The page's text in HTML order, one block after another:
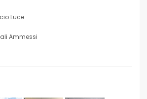
Luce
Ammessi